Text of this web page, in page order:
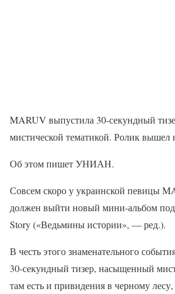
MARUV выпустила 30-секундный
мистической тематикой. Ролик вышел
Об этом пишет УНИАН.
Совсем скоро у украинской певицы
должен выйти новый мини-альбом
Story («Ведьмины истории», — ред.).
В честь этого знаменательного
30-секундный тизер, насыщенный
там есть и привидения в черному